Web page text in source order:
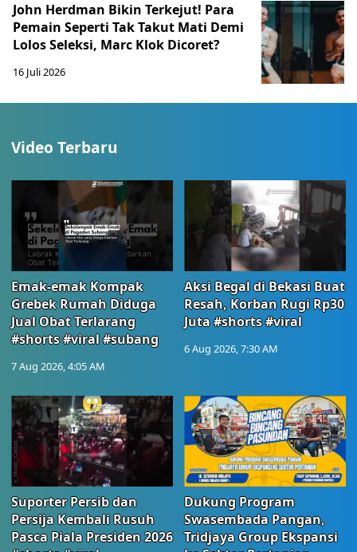
John Herdman Bikin Terkejut! Para
Pemain Seperti Tak Takut Mati Demi
Lolos Seleksi, Marc Klok Dicoret?
16 Juli 2026
Video Terbaru
Emak-emak Kompak
Grebek Rumah Diduga
Jual Obat Terlarang
#shorts #viral #subang
7 Aug 2026, 4:05 AM
Aksi Begal di Bekasi Buat
Resah, Korban Rugi Rp30
Juta #shorts #viral
6 Aug 2026, 7:30 AM
Suporter Persib dan
Persija Kembali Rusuh
Pasca Piala Presiden 2026
Dukung Program
Swasembada Pangan,
Tridjaya Group Ekspansi